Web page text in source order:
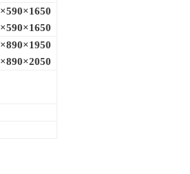
×590×1650
×590×1650
×890×1950
×890×2050